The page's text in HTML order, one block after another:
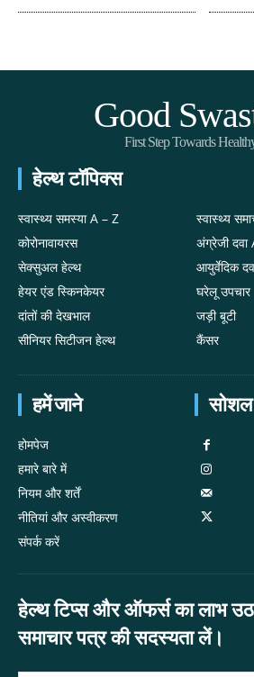
Good
First Step Towards
हेल्थ टॉपिक्स
स्वास्थ्य समस्या A – Z
कोरोनावायरस
सेक्सुअल हेल्थ
हेयर एंड स्किनकेयर
दांतों की देखभाल
सीनियर सिटीजन हेल्थ
स्वास्थ्य
अंग्रेजी दवा
आयुर्वेदिक
घरेलू उपचार
जड़ी बूटी
कैंसर
हमें जाने
होमपेज
हमारे बारे में
नियम और शर्तें
नीतियां और अस्वीकरण
संपर्क करें
सोशल
हेल्थ टिप्स और ऑफर्स का लाभ
समाचार पत्र की सदस्यता लें।